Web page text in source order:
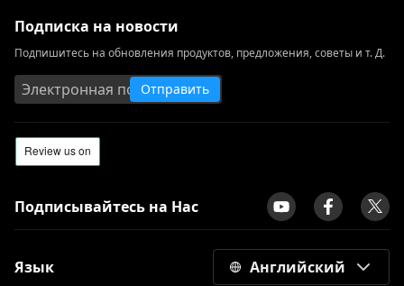
Подписка на новости
Подпишитесь на обновления продуктов, предложения, советы и т. Д.
Отправить
Подписывайтесь на Нас
Язык Английский